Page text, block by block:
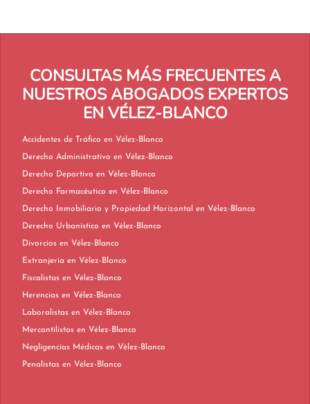
CONSULTAS MÁS FRECUENTES A
NUESTROS ABOGADOS EXPERTOS
EN VÉLEZ-BLANCO
Accidentes de Tráfico en Vélez-Blanco
Derecho Administrativo en Vélez-Blanco
Derecho Deportivo en Vélez-Blanco
Derecho Farmacéutico en Vélez-Blanco
Derecho Inmobiliario y Propiedad Horizontal en Vélez-Blanco
Derecho Urbanístico en Vélez-Blanco
Divorcios en Vélez-Blanco
Extranjería en Vélez-Blanco
Fiscalistas en Vélez-Blanco
Herencias en Vélez-Blanco
Laboralistas en Vélez-Blanco
Mercantilistas en Vélez-Blanco
Negligencias Médicas en Vélez-Blanco
Penalistas en Vélez-Blanco